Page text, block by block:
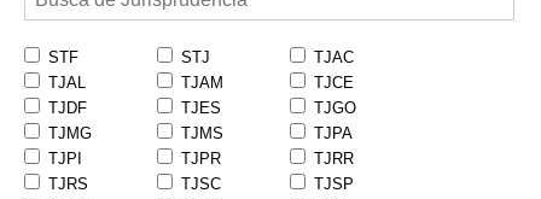
STF STJ
TJAC
TJAL
TJAM
TJCE
TJDF
TJES
TJGO
TJMG
TJMS
TJPA
TJPI
TJPR
TJRR
TJRS
TJSC
TJSP